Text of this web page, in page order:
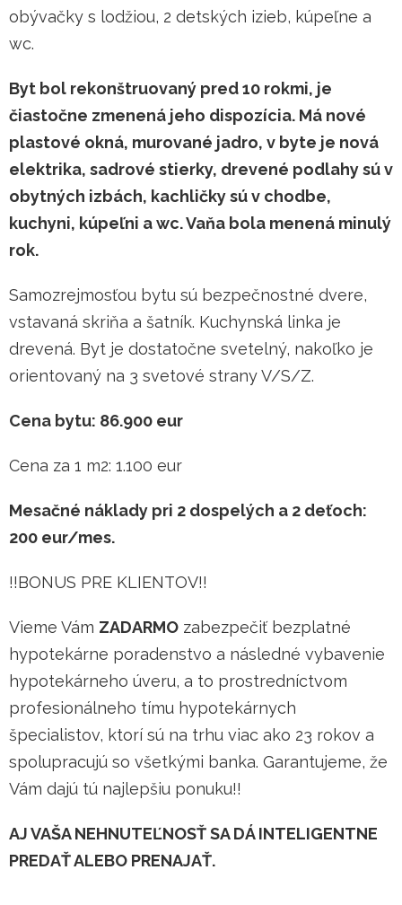
obývačky s lodžiou, 2 detských izieb, kúpeľne a
wc.
Byt bol rekonštruovaný pred 10 rokmi, je
čiastočne zmenená jeho dispozícia. Má nové
plastové okná, murované jadro, v byte je nová
elektrika, sadrové stierky, drevené podlahy sú v
obytných izbách, kachličky sú v chodbe,
kuchyni, kúpeľni a wc. Vaňa bola menená minulý
rok.
Samozrejmosťou bytu sú bezpečnostné dvere,
vstavaná skriňa a šatník. Kuchynská linka je
drevená. Byt je dostatočne svetelný, nakoľko je
orientovaný na 3 svetové strany V/S/Z.
Cena bytu: 86.900 eur
Cena za 1 m2: 1.100 eur
Mesačné náklady pri 2 dospelých a 2 deťoch:
200 eur/mes.
!!BONUS PRE KLIENTOV!!
Vieme Vám ZADARMO zabezpečiť bezplatné
hypotekárne poradenstvo a následné vybavenie
hypotekárneho úveru, a to prostredníctvom
profesionálneho tímu hypotekárnych
špecialistov, ktorí sú na trhu viac ako 23 rokov a
spolupracujú so všetkými banka. Garantujeme, že
Vám dajú tú najlepšiu ponuku!!
AJ VAŠA NEHNUTEĽNOSŤ SA DÁ INTELIGENTNE
PREDAŤ ALEBO PRENAJAŤ.